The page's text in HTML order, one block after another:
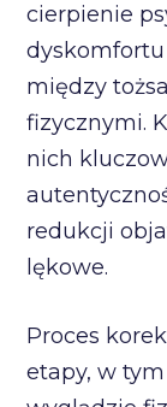
cierpienie
między
fizycznymi.
nich
redukcji
lękowe.
Proces
etapy, w